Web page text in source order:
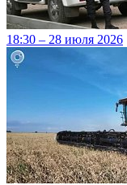
18:30 – 28 июля 2026